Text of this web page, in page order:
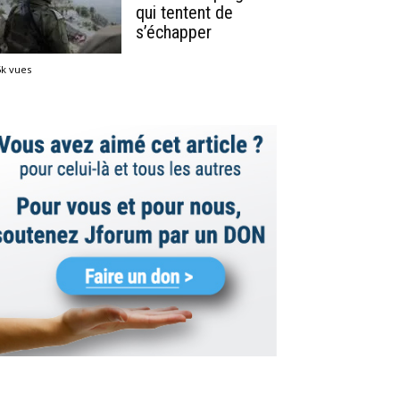
qui tentent de
s’échapper
vues